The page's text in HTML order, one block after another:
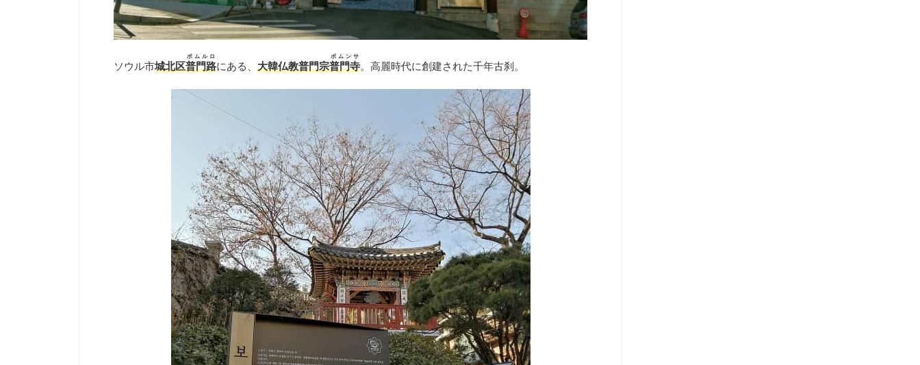
ソウル市城北区普門路
ポムルロ
にある、 大韓仏教普門宗普門寺
ポムンサ
。高麗時代に創建された千年古刹。